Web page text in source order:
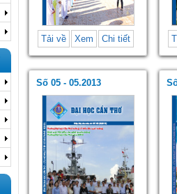
Tải về Xem Chi tiết
Số 05 - 05.2013